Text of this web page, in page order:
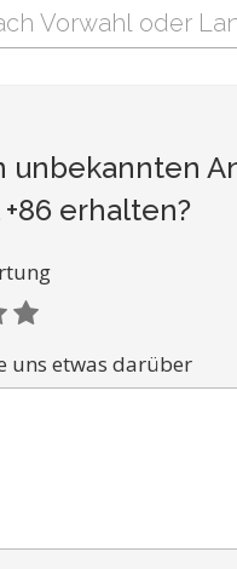
unbekannten
erhalten?
uns etwas darüber